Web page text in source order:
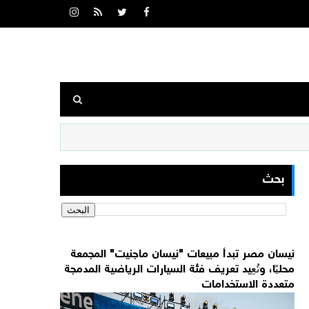
بحث
نيسان مصر تبدأ مبيعات "نيسان ماجنيت" المجمعة
محليًا، وتُعِيد تعريف فئة السيارات الرياضية المدمجة
متعددة الاستخدامات